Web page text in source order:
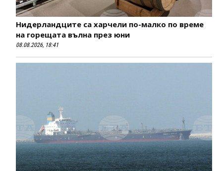
Нидерландците са харчели по-малко по време
на горещата вълна през юни
08.08.2026, 18:41